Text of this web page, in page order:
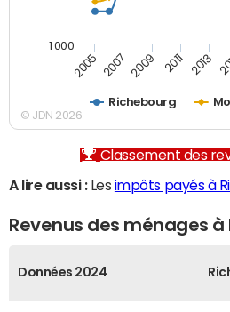
Richebourg
2005 2007 2009 2011 2013
1 000
© JDN 2026
Classement des
A lire aussi :Les impôts payés à
Revenus des ménages à
Données 2024